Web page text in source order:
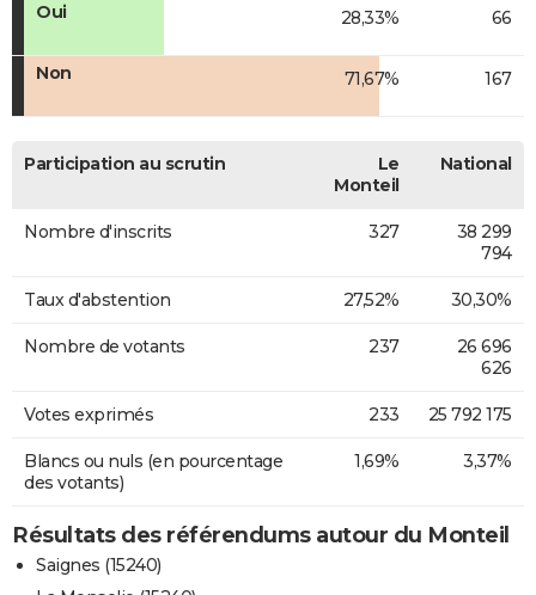
Oui
28,33% 66
Non 71,67% 167
Participation au scrutin
Le
Monteil
National
Nombre d'inscrits 327
38 299
794
Taux d'abstention 27,52% 30,30%
Nombre de votants 237
26 696
626
Votes exprimés 233 25 792 175
Blancs ou nuls (en pourcentage
des votants)
1,69% 3,37%
Résultats des référendums autour du Monteil
Saignes (15240)